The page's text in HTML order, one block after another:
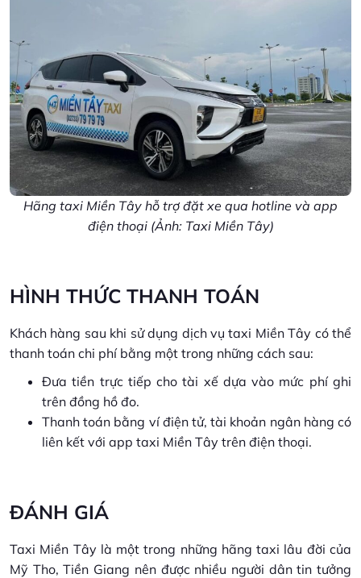
Hãng taxi Miền Tây hỗ trợ đặt xe qua hotline và app
điện thoại (Ảnh: Taxi Miền Tây)
HÌNH THỨC THANH TOÁN
Khách hàng sau khi sử dụng dịch vụ taxi Miền Tây có thể
thanh toán chi phí bằng một trong những cách sau:
Đưa tiền trực tiếp cho tài xế dựa vào mức phí ghi
trên đồng hồ đo.
Thanh toán bằng ví điện tử, tài khoản ngân hàng có
liên kết với app taxi Miền Tây trên điện thoại.
ĐÁNH GIÁ
Taxi Miền Tây là một trong những hãng taxi lâu đời của
Mỹ Tho, Tiền Giang nên được nhiều người dân tin tưởng